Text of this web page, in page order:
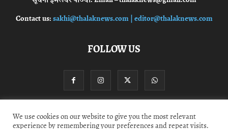
Contact us:sakhi@thalaknews.com | editor@thalaknews.com
FOLLOW US
Privacy Policy Contact Us
We use cookies on our website to give you the most relevant
experience by remembering your preferences and repeat visits.